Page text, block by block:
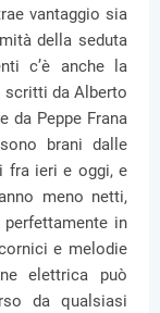
vantaggio sia
della seduta
c’è anche la
da Alberto
da Peppe Frana
brani dalle
fra ieri e oggi, e
meno netti,
in
e melodie
elettrica può
da qualsiasi